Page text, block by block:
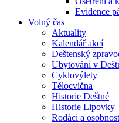
Evidence
Volný čas
Aktuality
Kalendář akcí
Deštenský
Ubytování v
Cyklovýlety
Tělocvična
Historie Deštné
Historie Lipovky
Rodáci a